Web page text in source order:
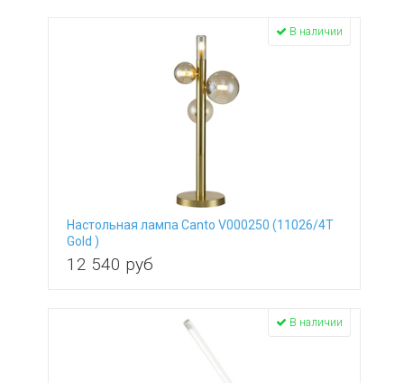
Настольная лампа Canto V000250 (11026/4T
Gold )
12 540 руб
В наличии
В наличии